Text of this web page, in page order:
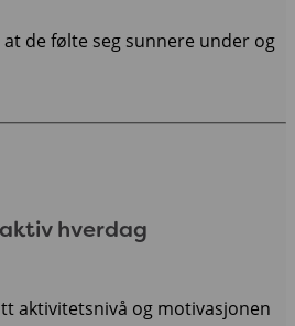
at de følte seg sunnere under og
hverdag
aktivitetsnivå og motivasjonen